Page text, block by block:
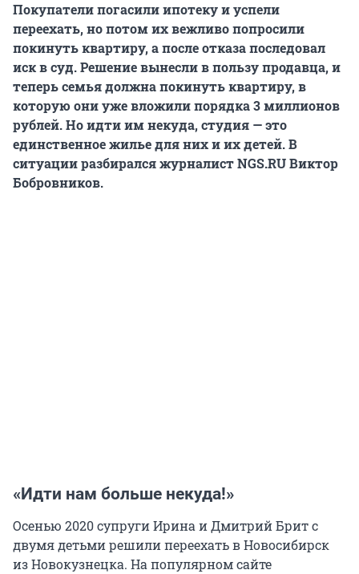
Покупатели погасили ипотеку и успели
переехать, но потом их вежливо попросили
покинуть квартиру, а после отказа последовал
иск в суд. Решение вынесли в пользу продавца, и
теперь семья должна покинуть квартиру, в
которую они уже вложили порядка 3 миллионов
рублей. Но идти им некуда, студия — это
единственное жилье для них и их детей. В
ситуации разбирался журналист NGS.RU Виктор
Бобровников.
«Идти нам больше некуда!»
Осенью 2020 супруги Ирина и Дмитрий Брит с
двумя детьми решили переехать в Новосибирск
из Новокузнецка. На популярном сайте